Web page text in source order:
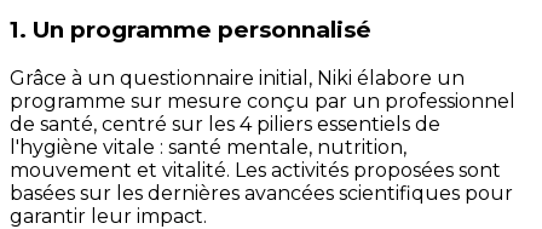
1. Un programme personnalisé
Grâce à un questionnaire initial, Niki élabore un
programme sur mesure conçu par un professionnel
de santé, centré sur les 4 piliers essentiels de
l'hygiène vitale : santé mentale, nutrition,
mouvement et vitalité. Les activités proposées sont
basées sur les dernières avancées scientifiques pour
garantir leur impact.